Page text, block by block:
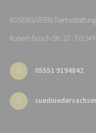
ROSENGARTEN-
Robert-Bosch-Str. 22 · 37154
05551 9194842